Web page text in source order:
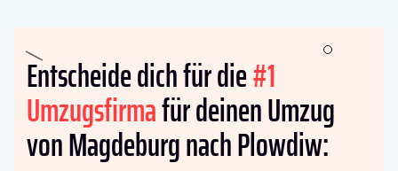
Entscheide dich für die#1
Umzugsfirmafür deinen Umzug
von Magdeburg nach Plowdiw: